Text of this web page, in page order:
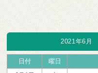
2021年6月
日付 曜日